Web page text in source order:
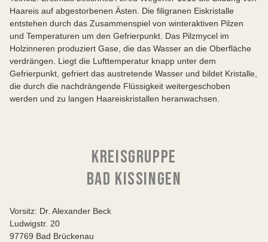
Haareis auf abgestorbenen Ästen. Die filigranen Eiskristalle
entstehen durch das Zusammenspiel von winteraktiven Pilzen
und Temperaturen um den Gefrierpunkt. Das Pilzmycel im
Holzinneren produziert Gase, die das Wasser an die Oberfläche
verdrängen. Liegt die Lufttemperatur knapp unter dem
Gefrierpunkt, gefriert das austretende Wasser und bildet Kristalle,
die durch die nachdrängende Flüssigkeit weitergeschoben
werden und zu langen Haareiskristallen heranwachsen.
KREISGRUPPE
BAD KISSINGEN
Vorsitz: Dr. Alexander Beck
Ludwigstr. 20
97769 Bad Brückenau